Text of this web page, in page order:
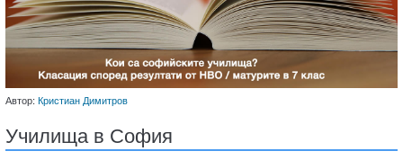
Автор:Кристиан Димитров
Училища в София